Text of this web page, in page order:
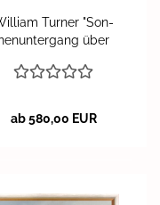
Tur­ner "Son­
über
ab 580,00 EUR